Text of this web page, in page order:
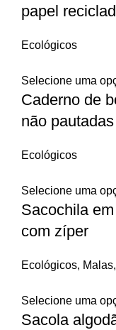
papel
Ecológicos
Selecione uma
Caderno de
não pautadas
Ecológicos
Selecione uma
Sacochila
com zíper
Ecológicos,
Selecione uma
Sacola